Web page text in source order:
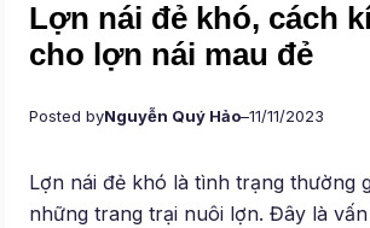
Lợn nái đẻ khó, cách
cho lợn nái mau đẻ
Posted byNguyễn Quý Hảo–11/11/2023
Lợn nái đẻ khó là tình trạng thường
những trang trại nuôi lợn. Đây là